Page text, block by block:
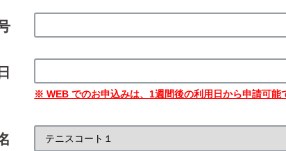
※ WEB でのお申込みは、1週間後の利用日から申請可能